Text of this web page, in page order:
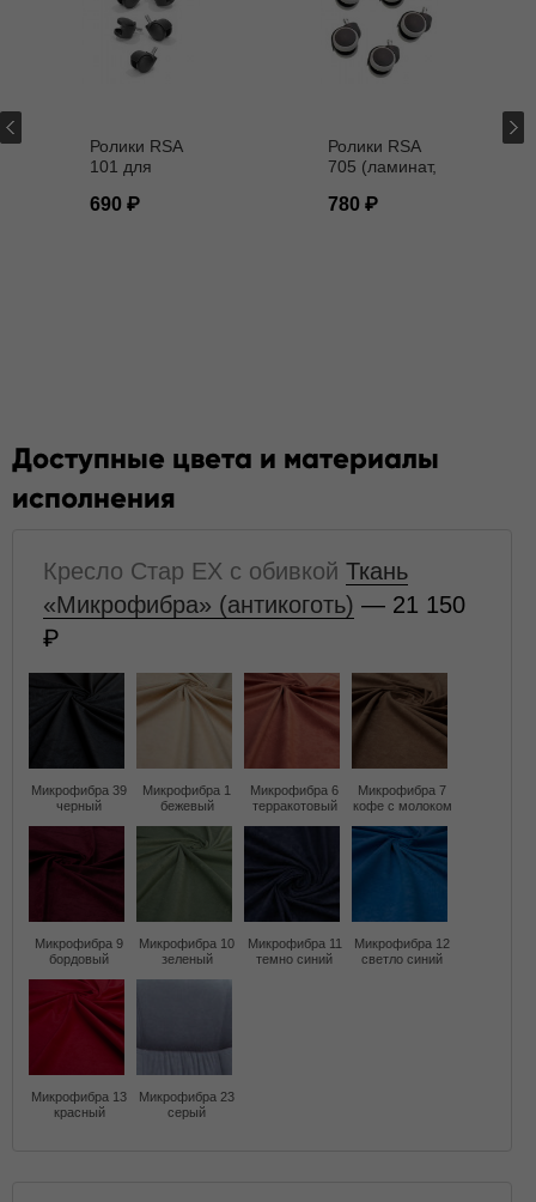
Ролики RSA
101 для
мм
690
Ролики RSA
705 (ламинат,
мм
780
Доступные цвета и материалы
исполнения
Кресло Стар EX с обивкой Ткань
«Микрофибра» (антикоготь) — 21 150
Микрофибра 39
черный
Микрофибра 1
бежевый
Микрофибра 6
терракотовый
Микрофибра 7
кофе с молоком
Микрофибра 9
бордовый
Микрофибра 10
зеленый
Микрофибра 11
темно синий
Микрофибра 12
светло синий
Микрофибра 13
красный
Микрофибра 23
серый